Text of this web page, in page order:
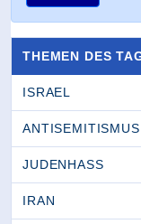
THEMEN DES
ISRAEL
ANTISEMITISMUS
JUDENHASS
IRAN